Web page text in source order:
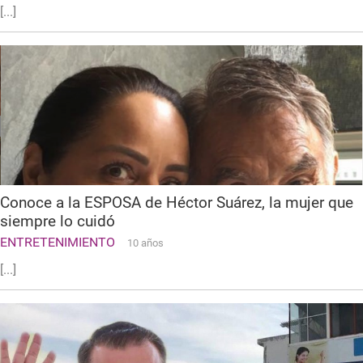
[...]
Conoce a la ESPOSA de Héctor Suárez, la mujer que
siempre lo cuidó
ENTRETENIMIENTO 10 años
[...]